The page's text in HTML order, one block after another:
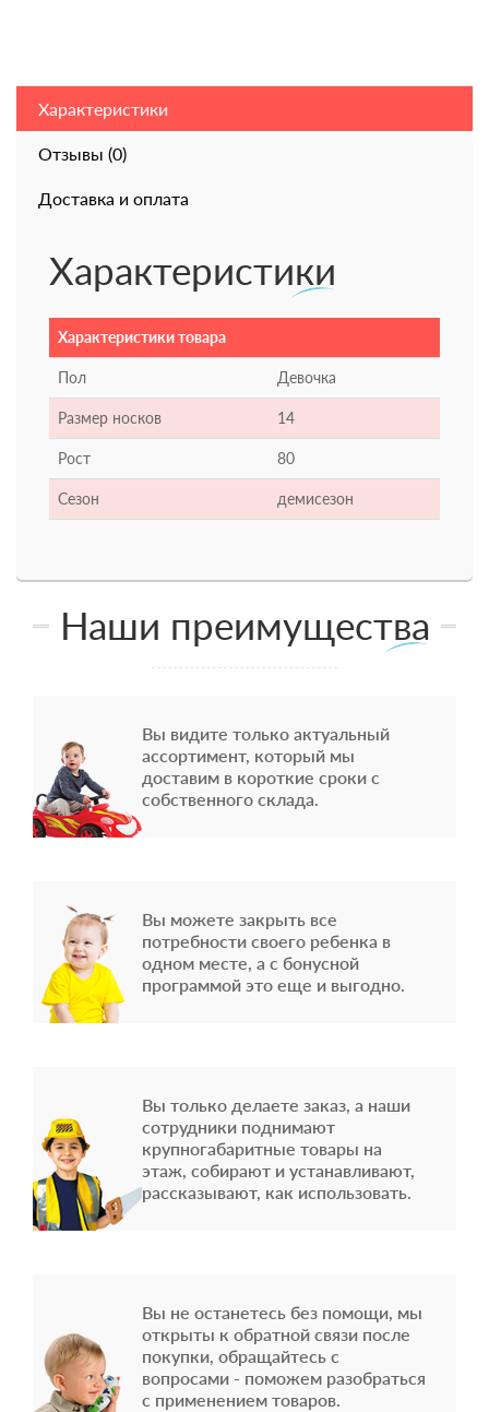
Характеристики
Отзывы (0)
Доставка и оплата
Характеристики
Характеристики товара
Пол Девочка
Размер носков 14
Рост 80
Сезон демисезон
Наши преимущества
Вы видите только актуальный
ассортимент, который мы
доставим в короткие сроки с
собственного склада.
Вы можете закрыть все
потребности своего ребенка в
одном месте, а с бонусной
программой это еще и выгодно.
Вы только делаете заказ, а наши
сотрудники поднимают
крупногабаритные товары на
этаж, собирают и устанавливают,
рассказывают, как использовать.
Вы не останетесь без помощи, мы
открыты к обратной связи после
покупки, обращайтесь с
вопросами - поможем разобраться
с применением товаров.